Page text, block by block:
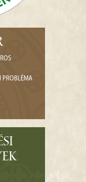
PROBLÉMA